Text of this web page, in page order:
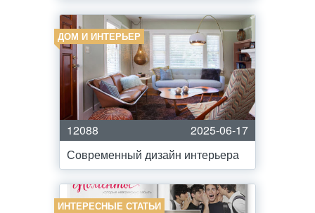
ДОМ И ИНТЕРЬЕР
12088
2025-06-17
Современный дизайн интерьера
ИНТЕРЕСНЫЕ СТАТЬИ